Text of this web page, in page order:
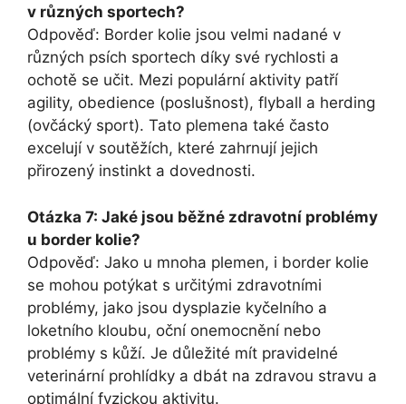
v různých sportech?
Odpověď: Border kolie jsou velmi nadané v
různých psích sportech díky své rychlosti a
ochotě se učit. Mezi populární aktivity patří
agility, obedience (poslušnost), flyball a herding
(ovčácký sport). Tato plemena také často
excelují v soutěžích, které zahrnují jejich
přirozený instinkt a dovednosti.
Otázka 7: Jaké jsou běžné zdravotní problémy
u border kolie?
Odpověď: Jako u mnoha plemen, i border kolie
se mohou potýkat s určitými zdravotními
problémy, jako jsou dysplazie kyčelního a
loketního kloubu, oční onemocnění nebo
problémy s kůží. Je důležité mít pravidelné
veterinární prohlídky a dbát na zdravou stravu a
optimální fyzickou aktivitu.